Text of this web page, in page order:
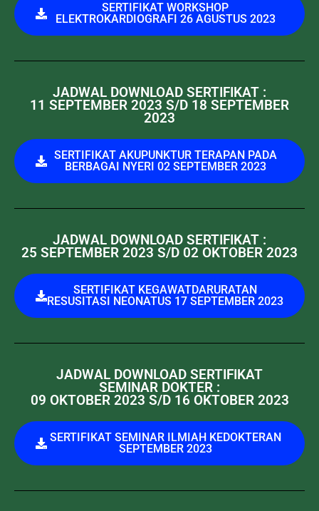
SERTIFIKAT WORKSHOP
ELEKTROKARDIOGRAFI 26 AGUSTUS 2023
JADWAL DOWNLOAD SERTIFIKAT :
11 SEPTEMBER 2023 S/D 18 SEPTEMBER
2023
SERTIFIKAT AKUPUNKTUR TERAPAN PADA
BERBAGAI NYERI 02 SEPTEMBER 2023
JADWAL DOWNLOAD SERTIFIKAT :
25 SEPTEMBER 2023 S/D 02 OKTOBER 2023
SERTIFIKAT KEGAWATDARURATAN
RESUSITASI NEONATUS 17 SEPTEMBER 2023
JADWAL DOWNLOAD SERTIFIKAT
SEMINAR DOKTER :
09 OKTOBER 2023 S/D 16 OKTOBER 2023
SERTIFIKAT SEMINAR ILMIAH KEDOKTERAN
SEPTEMBER 2023